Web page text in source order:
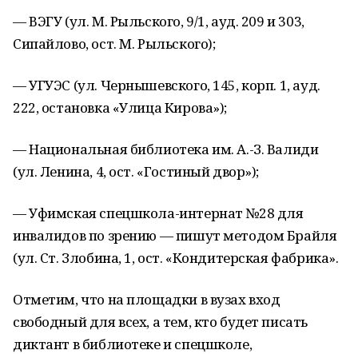
— ВЭГУ (ул. М. Рыльского, 9/1, ауд. 209 и 303,
Сипайлово, ост. М. Рыльского);
— УГУЭС (ул. Чернышевского, 145, корп. 1, ауд.
222, остановка «Улица Кирова»);
— Национальная библиотека им. А.-З. Валиди
(ул. Ленина, 4, ост. «Гостиный двор»);
— Уфимская спецшкола-интернат №28 для
инвалидов по зрению — пишут методом Брайля
(ул. Ст. Злобина, 1, ост. «Кондитерская фабрика».
Отметим, что на площадки в вузах вход
свободный для всех, а тем, кто будет писать
диктант в библиотеке и спецшколе,